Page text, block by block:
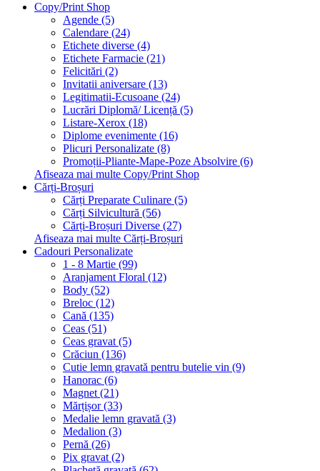
Copy/Print Shop
Agende (5)
Calendare (24)
Etichete diverse (4)
Etichete Farmacie (21)
Felicitări (2)
Invitatii aniversare (13)
Legitimatii-Ecusoane (24)
Lucrări Diplomă/ Licență (5)
Listare-Xerox (18)
Diplome evenimente (16)
Plicuri Personalizate (8)
Promoții-Pliante-Mape-Poze Absolvire (6)
Afiseaza mai multe Copy/Print Shop
Cărți-Broșuri
Cărți Preparate Culinare (5)
Cărți Silvicultură (56)
Cărți-Broșuri Diverse (27)
Afiseaza mai multe Cărți-Broșuri
Cadouri Personalizate
1 - 8 Martie (99)
Aranjament Floral (12)
Body (52)
Breloc (12)
Cană (135)
Ceas (51)
Ceas gravat (5)
Crăciun (136)
Cutie lemn gravată pentru butelie vin (9)
Hanorac (6)
Magnet (21)
Mărțișor (33)
Medalie lemn gravată (3)
Medalion (3)
Pernă (26)
Pix gravat (2)